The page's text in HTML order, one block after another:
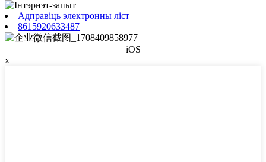
Адправіць электронны ліст
8615920633487
iOS
х